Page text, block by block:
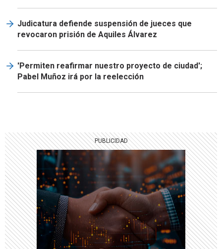
Judicatura defiende suspensión de jueces que
revocaron prisión de Aquiles Álvarez
'Permiten reafirmar nuestro proyecto de ciudad';
Pabel Muñoz irá por la reelección